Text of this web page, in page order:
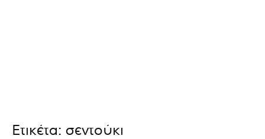
Ετικέτα: σεντούκι